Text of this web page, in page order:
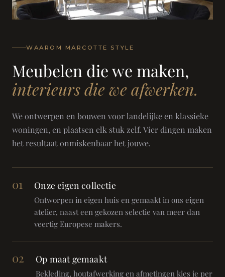
WAAROM MARCOTTE STYLE
Meubelen die we maken,
interieurs die we afwerken.
We ontwerpen en bouwen voor landelijke en klassieke
woningen, en plaatsen elk stuk zelf. Vier dingen maken
het resultaat onmiskenbaar het jouwe.
01 Onze eigen collectie
Ontworpen in eigen huis en gemaakt in ons eigen
atelier, naast een gekozen selectie van meer dan
veertig Europese makers.
02 Op maat gemaakt
Bekleding, houtafwerking en afmetingen kies je per